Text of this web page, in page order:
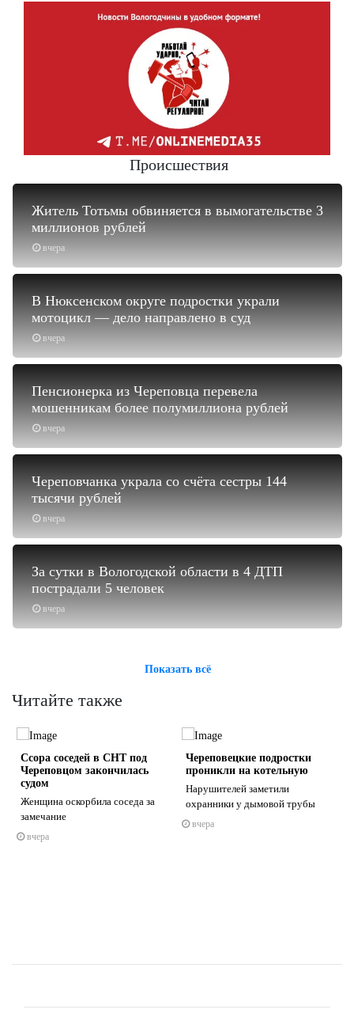
Происшествия
вчера
Житель Тотьмы обвиняется в вымогательстве 3
миллионов рублей
вчера
В Нюксенском округе подростки украли
мотоцикл — дело направлено в суд
вчера
Пенсионерка из Череповца перевела
мошенникам более полумиллиона рублей
вчера
Череповчанка украла со счёта сестры 144
тысячи рублей
вчера
За сутки в Вологодской области в 4 ДТП
пострадали 5 человек
Показать всё
Читайте также
Ссора соседей в СНТ под
Череповцом закончилась
судом
Женщина оскорбила соседа за
замечание
вчера
Череповецкие подростки
проникли на котельную
Нарушителей заметили
охранники у дымовой трубы
вчера